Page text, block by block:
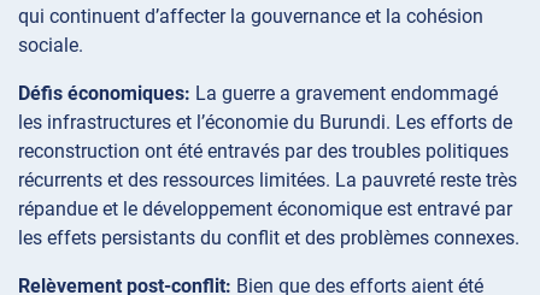
qui continuent d’affecter la gouvernance et la cohésion
sociale.
Défis économiques: La guerre a gravement endommagé
les infrastructures et l’économie du Burundi. Les efforts de
reconstruction ont été entravés par des troubles politiques
récurrents et des ressources limitées. La pauvreté reste très
répandue et le développement économique est entravé par
les effets persistants du conflit et des problèmes connexes.
Relèvement post-conflit: Bien que des efforts aient été